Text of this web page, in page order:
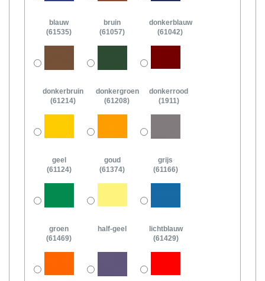
blauw
(61535)
bruin
(61057)
donkerblauw
(61042)
donkerbruin
(61214)
donkergroen
(61208)
donkerrood
(1911)
geel
(61124)
goud
(61374)
grijs
(61166)
groen
(61469)
half-geel
lichtblauw
(61429)